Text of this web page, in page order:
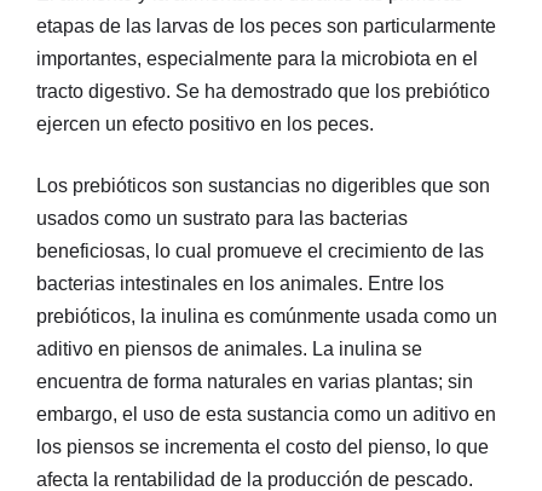
etapas de las larvas de los peces son particularmente
importantes, especialmente para la microbiota en el
tracto digestivo. Se ha demostrado que los prebiótico
ejercen un efecto positivo en los peces.
Los prebióticos son sustancias no digeribles que son
usados como un sustrato para las bacterias
beneficiosas, lo cual promueve el crecimiento de las
bacterias intestinales en los animales. Entre los
prebióticos, la inulina es comúnmente usada como un
aditivo en piensos de animales. La inulina se
encuentra de forma naturales en varias plantas; sin
embargo, el uso de esta sustancia como un aditivo en
los piensos se incrementa el costo del pienso, lo que
afecta la rentabilidad de la producción de pescado.